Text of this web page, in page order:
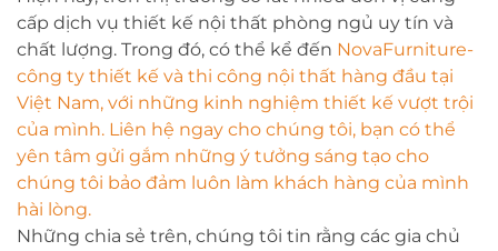
cấp dịch vụ thiết kế nội thất phòng ngủ uy tín và
chất lượng. Trong đó, có thể kể đến NovaFurniture-
công ty thiết kế và thi công nội thất hàng đầu tại
Việt Nam, với những kinh nghiệm thiết kế vượt trội
của mình. Liên hệ ngay cho chúng tôi, bạn có thể
yên tâm gửi gắm những ý tưởng sáng tạo cho
chúng tôi bảo đảm luôn làm khách hàng của mình
hài lòng.
Những chia sẻ trên, chúng tôi tin rằng các gia chủ